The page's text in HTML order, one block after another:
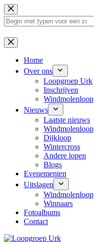
Ga
naar
de
Geen
resultaten
Home
Over ons
Loopgroep Urk
Inschrijven
Windmolenloop
Nieuws
Laatste nieuws
Windmolenloop
Dijkloop
Wintercross
Andere lopen
Blogs
Evenementen
Uitslagen
Windmolenloop
Winnaars
Fotoalbums
Contact